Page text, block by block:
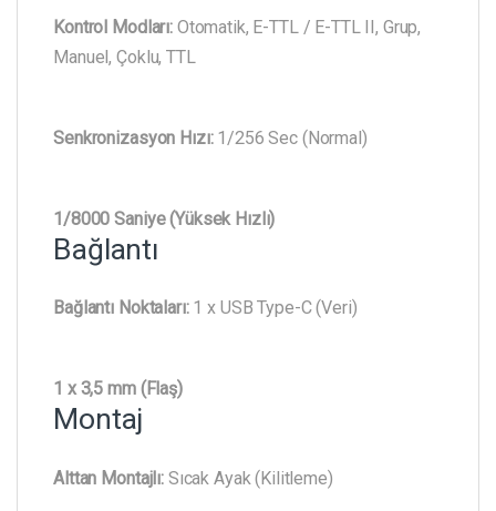
Kontrol Modları:Otomatik, E-TTL / E-TTL II, Grup,
Manuel, Çoklu, TTL
Senkronizasyon Hızı:1/256 Sec (Normal)
1/8000 Saniye (Yüksek Hızlı)
Bağlantı
Bağlantı Noktaları:1 x USB Type-C (Veri)
1 x 3,5 mm (Flaş)
Montaj
Alttan Montajlı:Sıcak Ayak (Kilitleme)